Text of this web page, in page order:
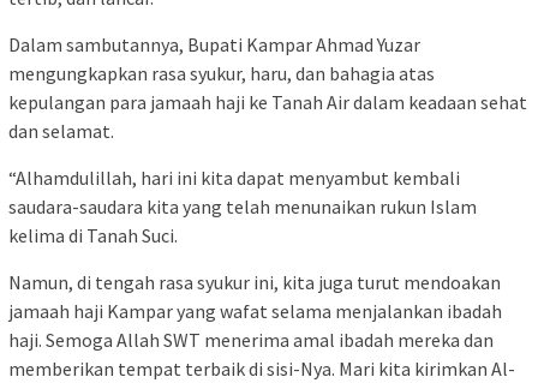
Dalam sambutannya, Bupati Kampar Ahmad Yuzar
mengungkapkan rasa syukur, haru, dan bahagia atas
kepulangan para jamaah haji ke Tanah Air dalam keadaan sehat
dan selamat.
“Alhamdulillah, hari ini kita dapat menyambut kembali
saudara-saudara kita yang telah menunaikan rukun Islam
kelima di Tanah Suci.
Namun, di tengah rasa syukur ini, kita juga turut mendoakan
jamaah haji Kampar yang wafat selama menjalankan ibadah
haji. Semoga Allah SWT menerima amal ibadah mereka dan
memberikan tempat terbaik di sisi-Nya. Mari kita kirimkan Al-